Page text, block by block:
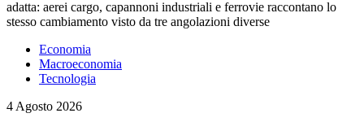
adatta: aerei cargo, capannoni industriali e ferrovie raccontano lo
stesso cambiamento visto da tre angolazioni diverse
Economia
Macroeconomia
Tecnologia
4 Agosto 2026